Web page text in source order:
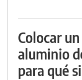
Colocar
aluminio
para qué